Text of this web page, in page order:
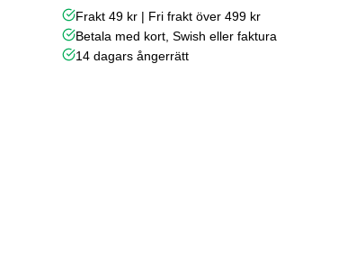
Frakt 49 kr | Fri frakt över 499 kr
Betala med kort, Swish eller faktura
14 dagars ångerrätt